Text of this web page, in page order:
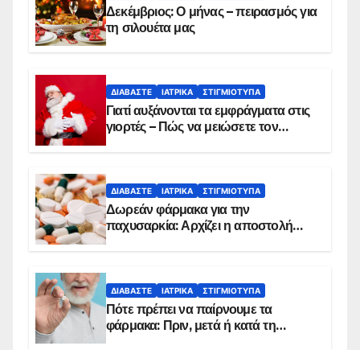
Δεκέμβριος: Ο μήνας – πειρασμός για
τη σιλουέτα μας
ΔΙΑΒΆΣΤΕ ΙΑΤΡΙΚΆ ΣΤΙΓΜΙΌΤΥΠΑ
Γιατί αυξάνονται τα εμφράγματα στις
γιορτές – Πώς να μειώσετε τον
ΔΙΑΒΆΣΤΕ ΙΑΤΡΙΚΆ ΣΤΙΓΜΙΌΤΥΠΑ
Δωρεάν φάρμακα για την
παχυσαρκία: Αρχίζει η αποστολή
ΔΙΑΒΆΣΤΕ ΙΑΤΡΙΚΆ ΣΤΙΓΜΙΌΤΥΠΑ
Πότε πρέπει να παίρνουμε τα
φάρμακα: Πριν, μετά ή κατά τη